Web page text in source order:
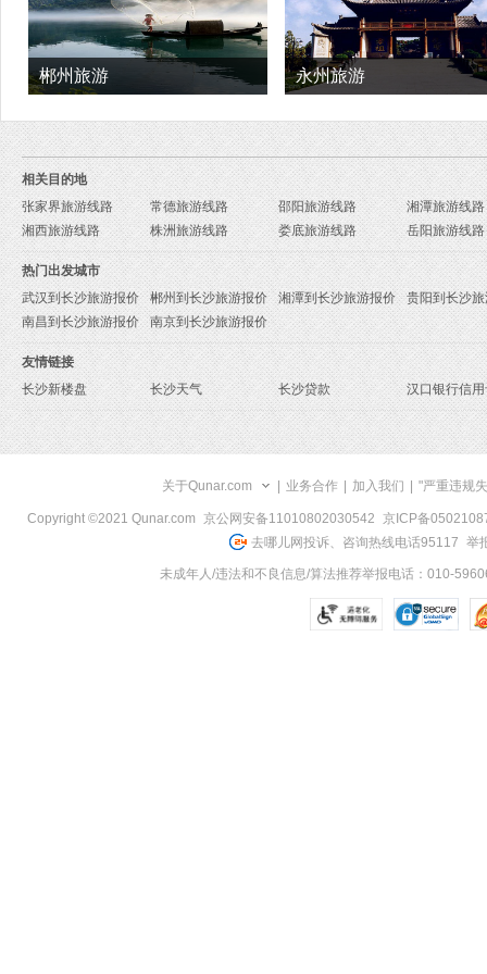
郴州旅游 永州旅游
相关目的地
张家界旅游线路
常德旅游线路 邵阳旅游线路
湘潭旅游线路
湘西旅游线路
株洲旅游线路 娄底旅游线路 岳阳旅游线路
热门出发城市
武汉到长沙旅游报价
郴州到长沙旅游报价 湘潭到长沙旅游报价
贵阳到长沙
南昌到长沙旅游报价
南京到长沙旅游报价
友情链接
长沙新楼盘
长沙天气 长沙贷款 汉口银行信
关于Qunar.com 业务合作 加入我们 "严重违规
Copyright ©2021 Qunar.com 京公网安备11010802030542
京ICP备
去哪儿网投诉、咨询热线电话95117 举
未成年人/违法和不良信息/算法推荐举报电话：010-